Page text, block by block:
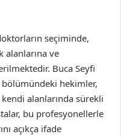
seçiminde,
alanlarına ve
Buca Seyfi
hekimler,
alanlarında sürekli
bu profesyonellerle
açıkça ifade